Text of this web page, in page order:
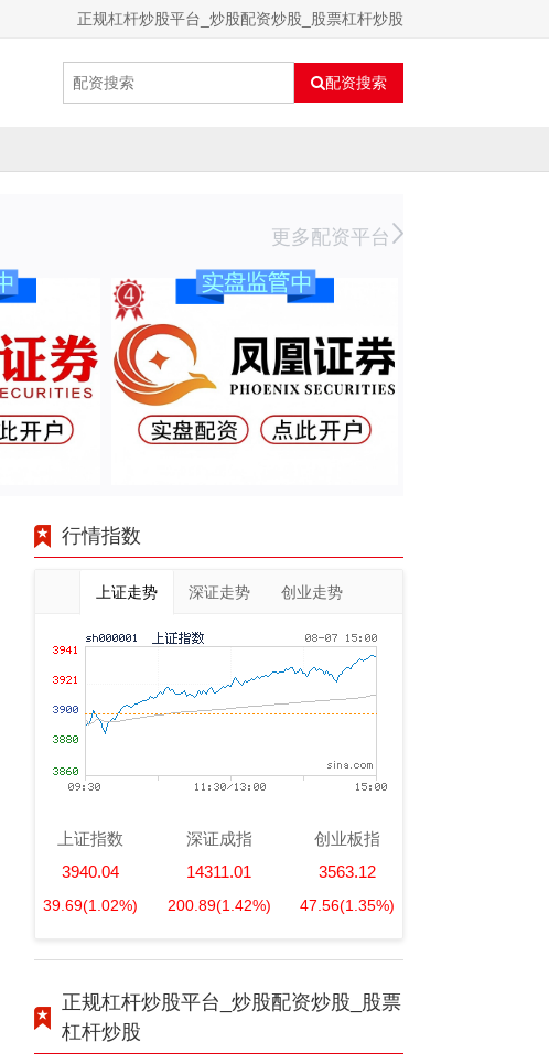
正规杠杆炒股平台_炒股配资炒股_股票杠杆炒股
配资搜索
更多配资平台
行情指数
上证走势 深证走势 创业走势
上证指数
3940.04
39.69(1.02%)
深证成指
14311.01
200.89(1.42%)
创业板指
3563.12
47.56(1.35%)
正规杠杆炒股平台_炒股配资炒股_股票
杠杆炒股